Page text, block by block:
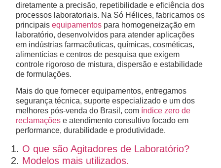
diretamente a precisão, repetibilidade e eficiência dos
processos laboratoriais. Na Só Hélices, fabricamos os
principaisequipamentos para homogeneização em
laboratório, desenvolvidos para atender aplicações
em indústrias farmacêuticas, químicas, cosméticas,
alimentícias e centros de pesquisa que exigem
controle rigoroso de mistura, dispersão e estabilidade
de formulações.
Mais do que fornecer equipamentos, entregamos
segurança técnica, suporte especializado e um dos
melhores pós-venda do Brasil, com índice zero de
reclamações e atendimento consultivo focado em
performance, durabilidade e produtividade.
1. O que são Agitadores de Laboratório?
2. Modelos mais utilizados.